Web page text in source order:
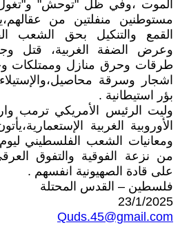
الموت ،وفي ظل "توحش"
مستوطنين منفلتين من
القمع والتنكيل بحق الشعب
وعرض الضفة الغربية، قتل
طرقات وحرق منازل وممتلكات
اشجار وسرقة
بؤر استيطانية .
وليت الرئيس الأمريكي ترمب
الأوروبية الغربية
ومعانيات الشعب الفلسطيني
من نزعة الفوقية والتفوق
على قادة الصهيونية انفسهم .
فلسطين – القدس المحتلة
23/1/2025
Quds.45@gmail.com